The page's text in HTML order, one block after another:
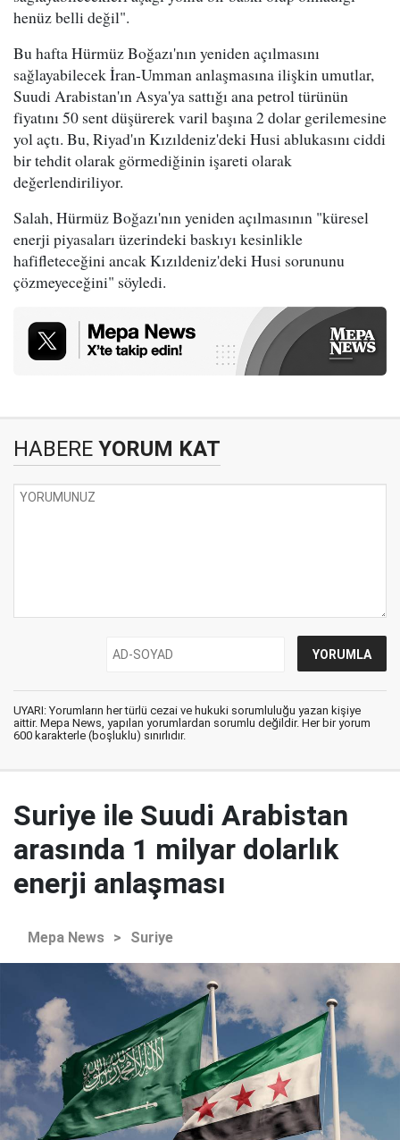
henüz belli değil".
Bu hafta Hürmüz Boğazı'nın yeniden açılmasını
sağlayabilecek İran-Umman anlaşmasına ilişkin umutlar,
Suudi Arabistan'ın Asya'ya sattığı ana petrol türünün
fiyatını 50 sent düşürerek varil başına 2 dolar gerilemesine
yol açtı. Bu, Riyad'ın Kızıldeniz'deki Husi ablukasını ciddi
bir tehdit olarak görmediğinin işareti olarak
değerlendiriliyor.
Salah, Hürmüz Boğazı'nın yeniden açılmasının "küresel
enerji piyasaları üzerindeki baskıyı kesinlikle
hafifleteceğini ancak Kızıldeniz'deki Husi sorununu
çözmeyeceğini" söyledi.
HABERE YORUM KAT
UYARI: Yorumların her türlü cezai ve hukuki sorumluluğu yazan kişiye
aittir. Mepa News, yapılan yorumlardan sorumlu değildir. Her bir yorum
600 karakterle (boşluklu) sınırlıdır.
Suriye ile Suudi Arabistan
arasında 1 milyar dolarlık
enerji anlaşması
Mepa News > Suriye